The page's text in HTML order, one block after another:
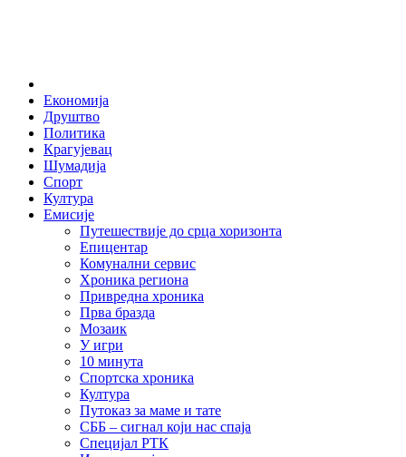
Економија
Друштво
Политика
Крагујевац
Шумадија
Спорт
Култура
Емисије
Путешествије до срца хоризонта
Епицентар
Комунални сервис
Хроника региона
Привредна хроника
Прва бразда
Мозаик
У игри
10 минута
Спортска хроника
Култура
Путоказ за маме и тате
СББ – сигнал који нас спаја
Специјал РТК